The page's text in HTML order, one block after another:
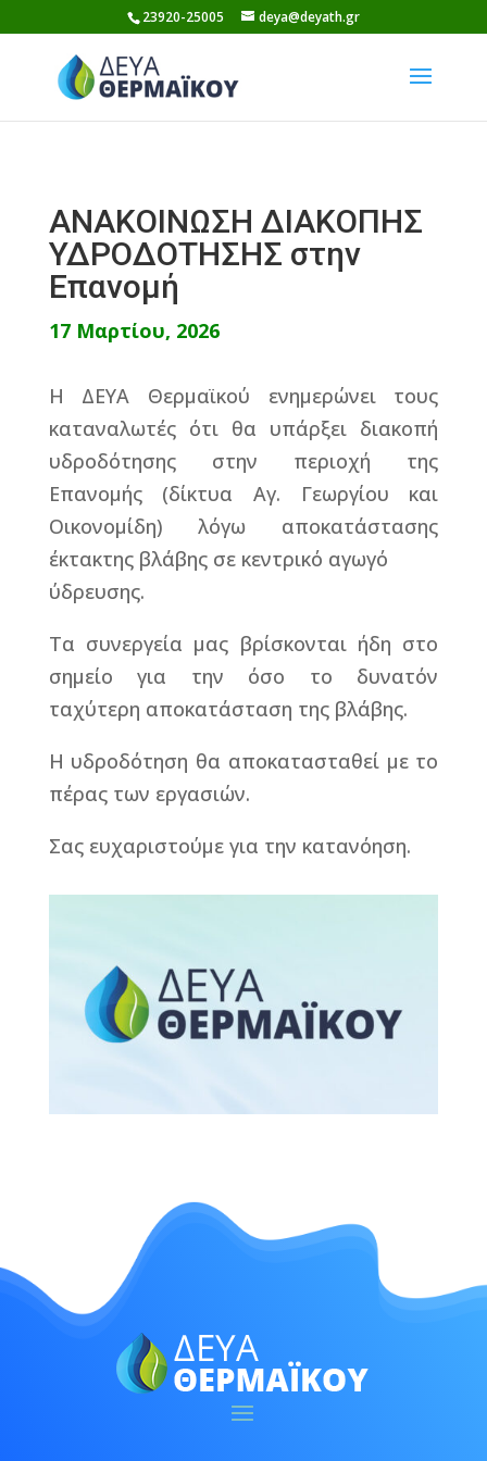
to
content
23920-25005 deya@deyath.gr
ΑΝΑΚΟΙΝΩΣΗ ΔΙΑΚΟΠΗΣ
ΥΔΡΟΔΟΤΗΣΗΣ στην
Επανομή
17 Μαρτίου, 2026
Η ΔΕΥΑ Θερμαϊκού ενημερώνει τους
καταναλωτές ότι θα υπάρξει διακοπή
υδροδότησης στην περιοχή της
Επανομής (δίκτυα Αγ. Γεωργίου και
Οικονομίδη) λόγω αποκατάστασης
έκτακτης βλάβης σε κεντρικό αγωγό
ύδρευσης.
Τα συνεργεία μας βρίσκονται ήδη στο
σημείο για την όσο το δυνατόν
ταχύτερη αποκατάσταση της βλάβης.
Η υδροδότηση θα αποκατασταθεί με το
πέρας των εργασιών.
Σας ευχαριστούμε για την κατανόηση.